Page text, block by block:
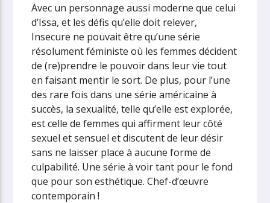
Avec un personnage aussi moderne que celui
d’Issa, et les défis qu’elle doit relever,
Insecure ne pouvait être qu’une série
résolument féministe où les femmes décident
de (re)prendre le pouvoir dans leur vie tout
en faisant mentir le sort. De plus, pour l’une
des rare fois dans une série américaine à
succès, la sexualité, telle qu’elle est explorée,
est celle de femmes qui affirment leur côté
sexuel et sensuel et discutent de leur désir
sans ne laisser place à aucune forme de
culpabilité. Une série à voir tant pour le fond
que pour son esthétique. Chef-d’œuvre
contemporain !